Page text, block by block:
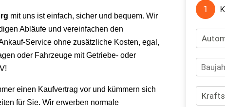
mit uns ist einfach, sicher und bequem. Wir
Abläufe und vereinfachen den
Service ohne zusätzliche Kosten, egal,
oder Fahrzeuge mit Getriebe- oder
einen Kaufvertrag vor und kümmern sich
für Sie. Wir erwerben normale